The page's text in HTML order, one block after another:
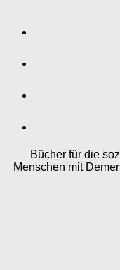
Bücher für die
Menschen mit